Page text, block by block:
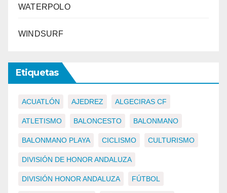
WATERPOLO
WINDSURF
Etiquetas
ACUATLÓN AJEDREZ ALGECIRAS CF
ATLETISMO BALONCESTO BALONMANO
BALONMANO PLAYA CICLISMO CULTURISMO
DIVISIÓN DE HONOR ANDALUZA
DIVISIÓN HONOR ANDALUZA FÚTBOL